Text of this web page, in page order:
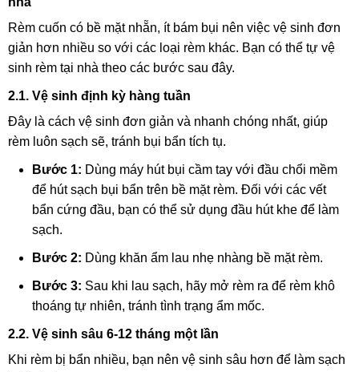
Rèm cuốn có bề mặt nhẵn, ít bám bụi nên việc vệ sinh đơn
giản hơn nhiều so với các loại rèm khác. Bạn có thể tự vệ
sinh rèm tại nhà theo các bước sau đây.
2.1. Vệ sinh định kỳ hàng tuần
Đây là cách vệ sinh đơn giản và nhanh chóng nhất, giúp
rèm luôn sạch sẽ, tránh bụi bẩn tích tụ.
Bước 1: Dùng máy hút bụi cầm tay với đầu chổi mềm
để hút sạch bụi bẩn trên bề mặt rèm. Đối với các vết
bẩn cứng đầu, bạn có thể sử dụng đầu hút khe để làm
sạch.
Bước 2: Dùng khăn ẩm lau nhẹ nhàng bề mặt rèm.
Bước 3: Sau khi lau sạch, hãy mở rèm ra để rèm khô
thoáng tự nhiên, tránh tình trạng ẩm mốc.
2.2. Vệ sinh sâu 6-12 tháng một lần
Khi rèm bị bẩn nhiều, bạn nên vệ sinh sâu hơn để làm sạch